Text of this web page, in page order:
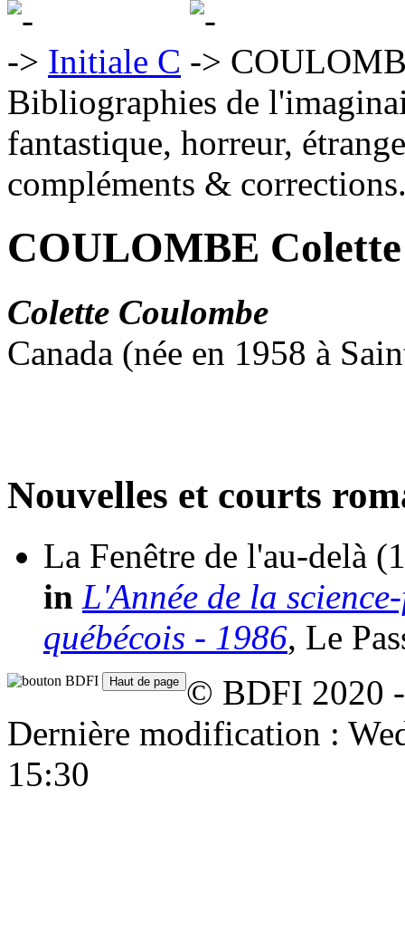
Initiale C
Bibliographies de
fantastique, horreur,
compléments &
COULOMBE Colette
Colette Coulombe
Canada (née en 1958 à
Nouvelles et courts
La Fenêtre de l'au-delà
in L'Année de la
québécois - 1986, Le
© BDFI 2020
Dernière modification :
15:30